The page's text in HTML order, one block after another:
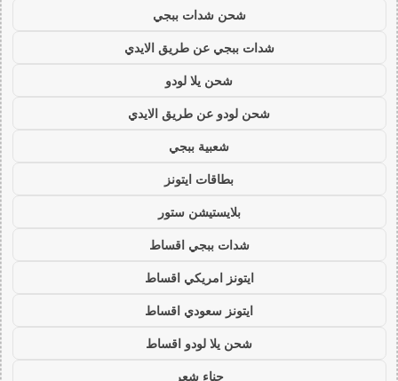
شحن شدات ببجي
شدات ببجي عن طريق الايدي
شحن يلا لودو
شحن لودو عن طريق الايدي
شعبية ببجي
بطاقات ايتونز
بلايستيشن ستور
شدات ببجي اقساط
ايتونز امريكي اقساط
ايتونز سعودي اقساط
شحن يلا لودو اقساط
حناء شعر